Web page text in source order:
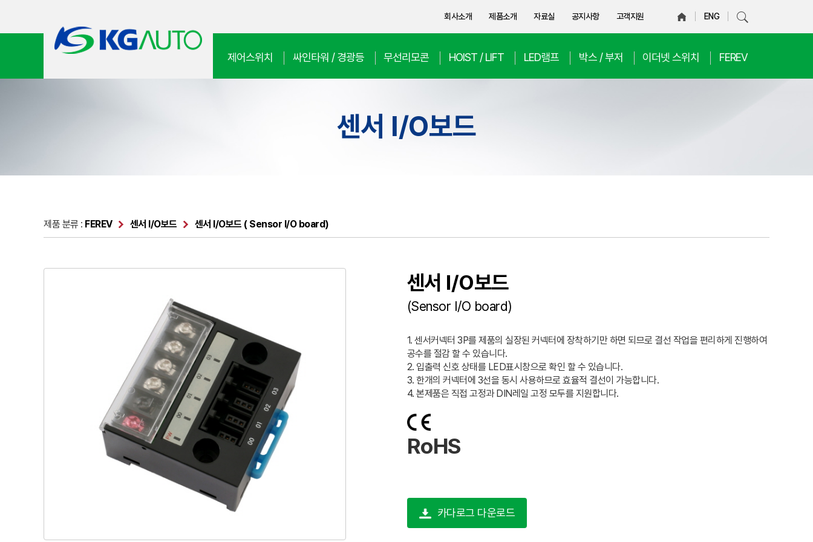
제어스위치 싸인타워 / 경광등 무선리모콘 HOIST / LIFT LED램프 박스 / 부저 이더넷 스위치 FEREV
회사소개 제품소개 자료실 공지사항 고객지원 ENG
센서 I/O보드
제품 분류 : FEREV 센서 I/O보드 센서 I/O보드 ( Sensor I/O board)
센서 I/O보드
(Sensor I/O board)
1. 센서커넥터 3P를 제품의 실장된 커넥터에 장착하기만 하면 되므로 결선 작업을 편리하게 진행하여
공수를 절감 할 수 있습니다.
2. 입출력 신호 상태를 LED표시창으로 확인 할 수 있습니다.
3. 한개의 커넥터에 3선을 동시 사용하므로 효율적 결선이 가능합니다.
4. 본제품은 직접 고정과 DIN레일 고정 모두를 지원합니다.
RoHS
카다로그 다운로드